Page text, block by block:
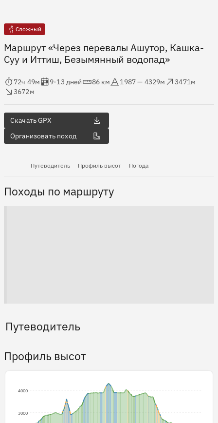
Сложный
Маршрут «Через перевалы Ашутор, Кашка-
Суу и Иттиш, Безымянный водопад»
в пути
72ч 49м
Оценка в днях
9-13 дней
Дистанция
86 км
Абсолютная высота
1987 — 4329м
Набор высоты
3471м
3672м
Скачать GPX
Организовать поход
Путеводитель Профиль высот Погода
Походы по маршруту
Путеводитель
Профиль высот
3000
4000